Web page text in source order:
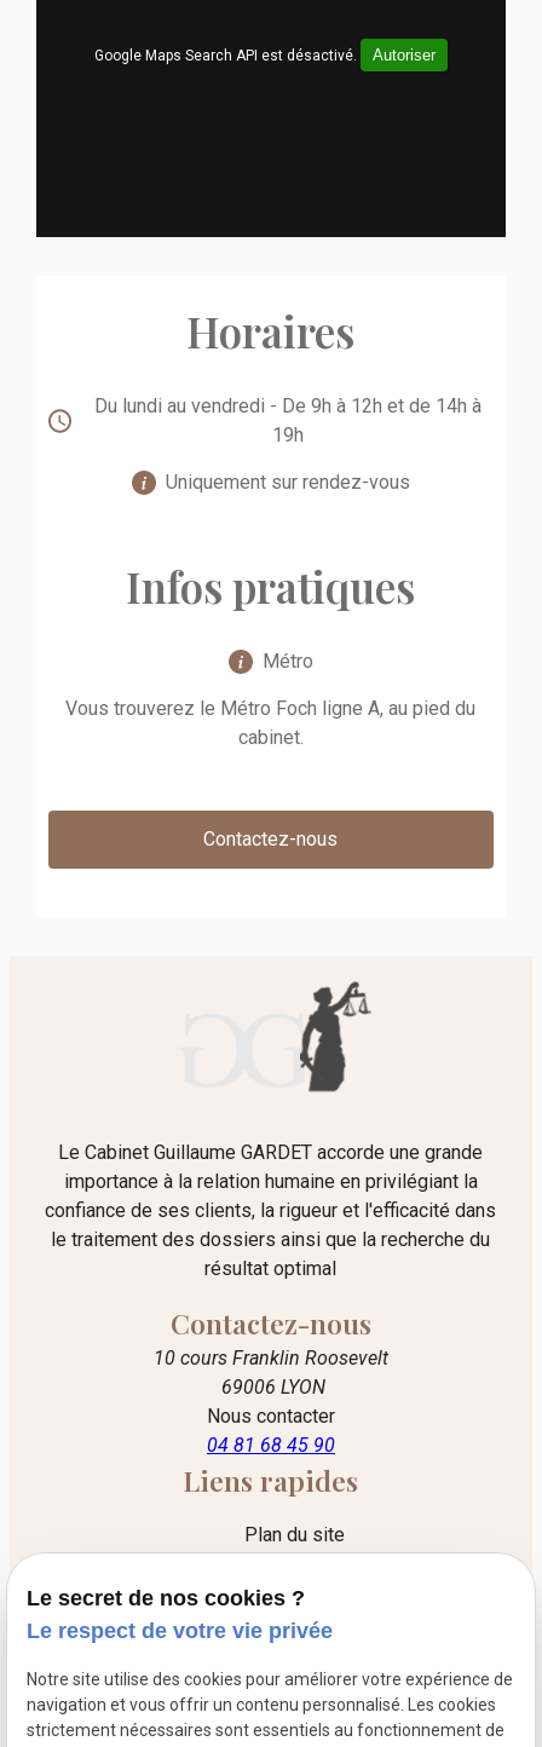
Google Maps Search API est désactivé. Autoriser
Horaires
Du lundi au vendredi - De 9h à 12h et de 14h à
19h
Uniquement sur rendez-vous
Infos pratiques
Métro
Vous trouverez le Métro Foch ligne A, au pied du
cabinet.
Contactez-nous
Le Cabinet Guillaume GARDET accorde une grande
importance à la relation humaine en privilégiant la
confiance de ses clients, la rigueur et l'efficacité dans
le traitement des dossiers ainsi que la recherche du
résultat optimal
Contactez-nous
10 cours Franklin Roosevelt
69006 LYON
Nous contacter
04 81 68 45 90
Liens rapides
Plan du site
Politique de confidentialité
Gestion des cookies
Liens utiles
Le secret de nos cookies ?
Le respect de votre vie privée
Notre site utilise des cookies pour améliorer votre expérience de
navigation et vous offrir un contenu personnalisé. Les cookies
strictement nécessaires sont essentiels au fonctionnement de